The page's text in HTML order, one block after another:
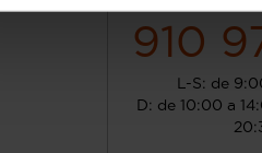
910
L-S: de
D: de 10:00 a